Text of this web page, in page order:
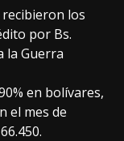
los
por Bs.
la Guerra
en bolívares,
el mes de